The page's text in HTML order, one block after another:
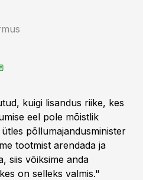
kuigi lisandus riike, kes
eel pole mõistlik
põllumajandusminister
tootmist arendada ja
siis võiksime anda
on selleks valmis."